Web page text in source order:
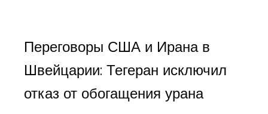
Переговоры США и Ирана в
Швейцарии: Тегеран исключил
отказ от обогащения урана